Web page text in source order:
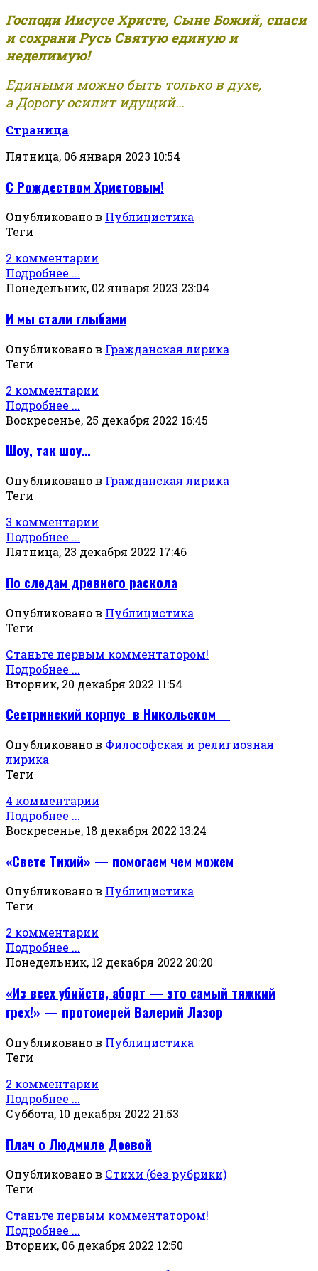
Господи Иисусе Христе, Сыне Божий, спаси
и сохрани Русь Святую единую и
неделимую!
Едиными можно быть только в духе,
а Дорогу осилит идущий...
Страница
Пятница, 06 января 2023 10:54
С Рождеством Христовым!
Опубликовано в Публицистика
Теги
2 комментарии
Подробнее ...
Понедельник, 02 января 2023 23:04
И мы стали глыбами
Опубликовано в Гражданская лирика
Теги
2 комментарии
Подробнее ...
Воскресенье, 25 декабря 2022 16:45
Шоу, так шоу…
Опубликовано в Гражданская лирика
Теги
3 комментарии
Подробнее ...
Пятница, 23 декабря 2022 17:46
По следам древнего раскола
Опубликовано в Публицистика
Теги
Станьте первым комментатором!
Подробнее ...
Вторник, 20 декабря 2022 11:54
Сестринский корпус в Никольском
Опубликовано в Философская и религиозная
лирика
Теги
4 комментарии
Подробнее ...
Воскресенье, 18 декабря 2022 13:24
«Свете Тихий» — помогаем чем можем
Опубликовано в Публицистика
Теги
2 комментарии
Подробнее ...
Понедельник, 12 декабря 2022 20:20
«Из всех убийств, аборт — это самый тяжкий
грех!» — протоиерей Валерий Лазор
Опубликовано в Публицистика
Теги
2 комментарии
Подробнее ...
Суббота, 10 декабря 2022 21:53
Плач о Людмиле Деевой
Опубликовано в Стихи (без рубрики)
Теги
Станьте первым комментатором!
Подробнее ...
Вторник, 06 декабря 2022 12:50